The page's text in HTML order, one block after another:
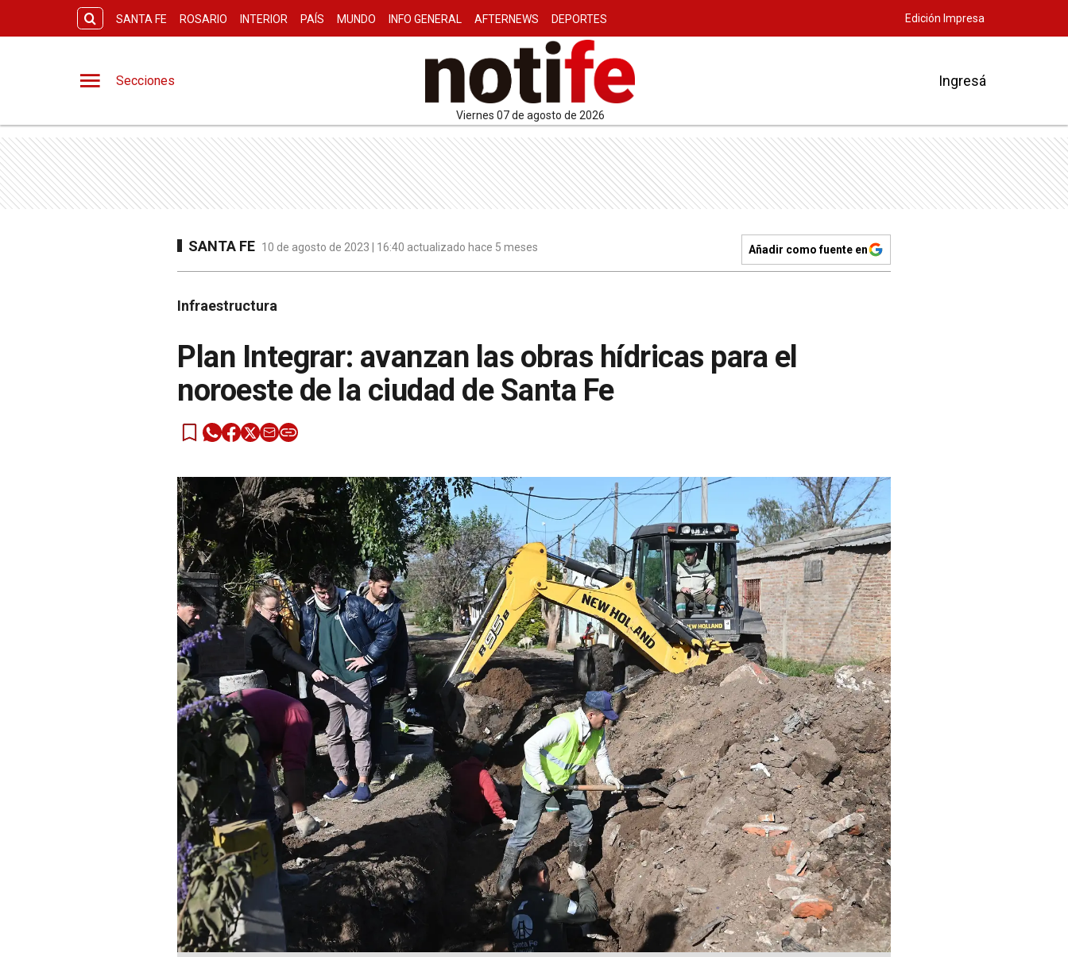
SANTA FE ROSARIO INTERIOR PAÍS MUNDO INFO GENERAL AFTERNEWS DEPORTES Edición Impresa
Secciones
viernes 07 de agosto de 2026
Ingresá
SANTA FE 10 de agosto de 2023 | 16:40 actualizado hace 5 meses Añadir como fuente en
Infraestructura
Plan Integrar: avanzan las obras hídricas para el
noroeste de la ciudad de Santa Fe